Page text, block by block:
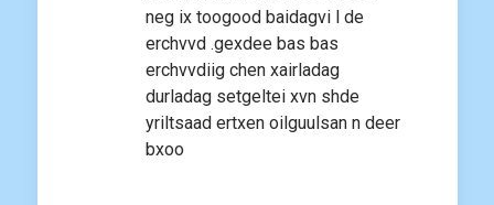
neg ix toogood baidagvi l de
erchvvd .gexdee bas bas
erchvvdiig chen xairladag
durladag setgeltei xvn shde
yriltsaad ertxen oilguulsan n deer
bxoo